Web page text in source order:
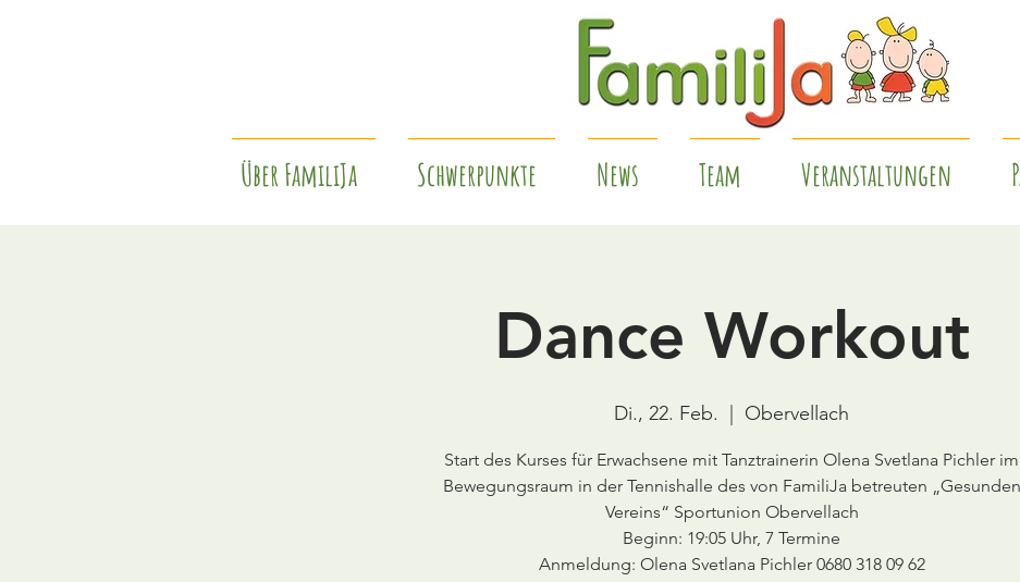
Über FamiliJa Schwerpunkte News Team Veranstaltungen
Dance Workout
Di., 22. Feb. Obervellach
Start des Kurses für Erwachsene mit Tanztrainerin Olena Svetlana Pichler im
Bewegungsraum in der Tennishalle des von FamiliJa betreuten „Gesunden
Vereins“ Sportunion Obervellach
Beginn: 19:05 Uhr, 7 Termine
Anmeldung: Olena Svetlana Pichler 0680 318 09 62